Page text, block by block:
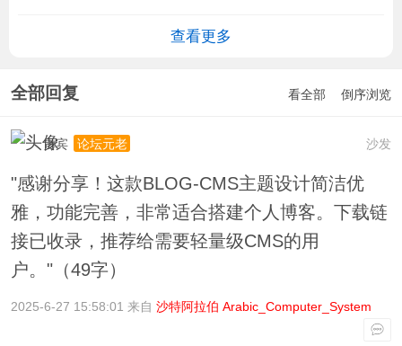
查看更多
全部回复 看全部 倒序浏览
沙发
贵宾 论坛元老
"感谢分享！这款BLOG-CMS主题设计简洁优
雅，功能完善，非常适合搭建个人博客。下载链
接已收录，推荐给需要轻量级CMS的用
户。"（49字）
2025-6-27 15:58:01 来自 沙特阿拉伯 Arabic_Computer_System